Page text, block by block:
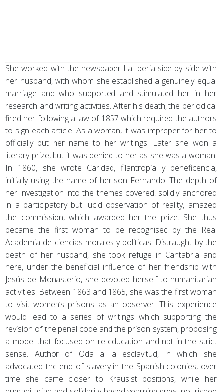
She worked with the newspaper La Iberia side by side with
her husband, with whom she established a genuinely equal
marriage and who supported and stimulated her in her
research and writing activities. After his death, the periodical
fired her following a law of 1857 which required the authors
to sign each article. As a woman, it was improper for her to
officially put her name to her writings. Later she won a
literary prize, but it was denied to her as she was a woman.
In 1860, she wrote Caridad, filantropía y beneficencia,
initially using the name of her son Fernando. The depth of
her investigation into the themes covered, solidly anchored
in a participatory but lucid observation of reality, amazed
the commission, which awarded her the prize. She thus
became the first woman to be recognised by the Real
Academia de ciencias morales y politicas. Distraught by the
death of her husband, she took refuge in Cantabria and
here, under the beneficial influence of her friendship with
Jesús de Monasterio, she devoted herself to humanitarian
activities. Between 1863 and 1865, she was the first woman
to visit women’s prisons as an observer. This experience
would lead to a series of writings which supporting the
revision of the penal code and the prison system, proposing
a model that focused on re-education and not in the strict
sense. Author of Oda a la esclavitud, in which she
advocated the end of slavery in the Spanish colonies, over
time she came closer to Krausist positions, while her